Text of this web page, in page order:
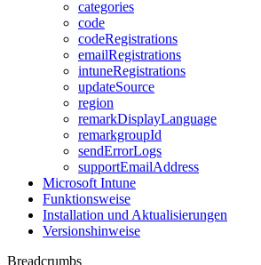
categories
code
codeRegistrations
emailRegistrations
intuneRegistrations
updateSource
region
remarkDisplayLanguage
remarkgroupId
sendErrorLogs
supportEmailAddress
Microsoft Intune
Funktionsweise
Installation und Aktualisierungen
Versionshinweise
Breadcrumbs